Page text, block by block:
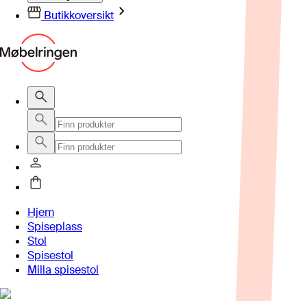
Butikkoversikt
Hjem
Spiseplass
Stol
Spisestol
Milla spisestol